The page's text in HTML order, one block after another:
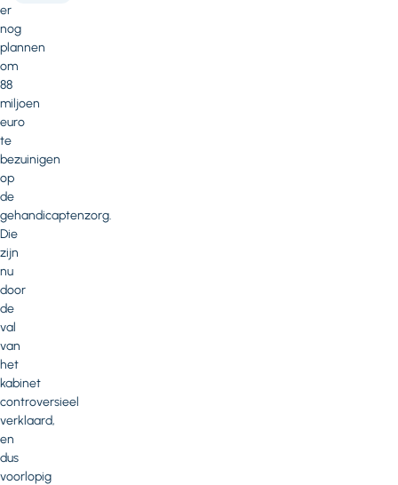
er
nog
plannen
om
88
miljoen
euro
te
bezuinigen
op
de
gehandicaptenzorg.
Die
zijn
nu
door
de
val
van
het
kabinet
controversieel
verklaard,
en
dus
voorlopig